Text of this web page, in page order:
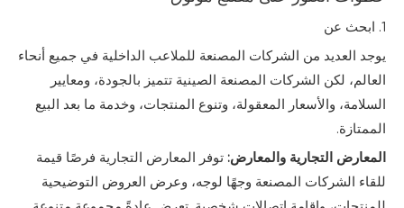
1. ابحث عن
يوجد العديد من الشركات المصنعة للملاعب الداخلية في جميع أنحاء
العالم، لكن الشركات المصنعة الصينية تتميز بالجودة، ومعايير
السلامة، والأسعار المعقولة، وتنوع المنتجات، وخدمة ما بعد البيع
الممتازة.
المعارض التجارية والمعارض: توفر المعارض التجارية فرصًا قيمة
للقاء الشركات المصنعة وجهًا لوجه، وعرض العروض التوضيحية